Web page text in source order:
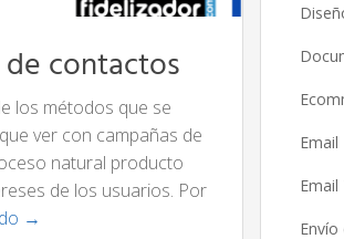
contactos
los métodos que se
ver con campañas de
natural producto
de los usuarios. Por
→
Email